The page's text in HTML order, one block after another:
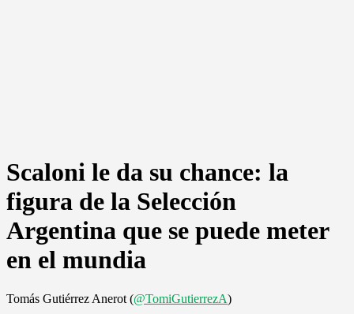
Scaloni le da su chance: la
figura de la Selección
Argentina que se puede meter
en el mundia
Tomás Gutiérrez Anerot (@TomiGutierrezA)